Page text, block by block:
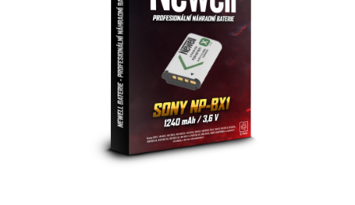
Sternen.